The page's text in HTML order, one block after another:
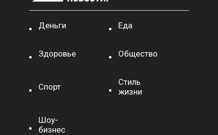
Деньги Еда
Здоровье Общество
Спорт
Стиль
жизни
Шоу-
бизнес